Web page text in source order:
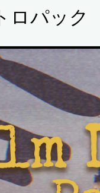
ロパック